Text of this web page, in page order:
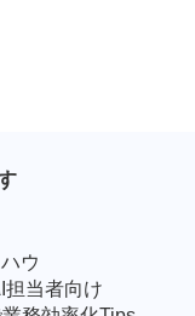
ウ
当者向け